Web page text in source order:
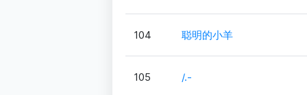
104 聪明的小羊
105 /.-